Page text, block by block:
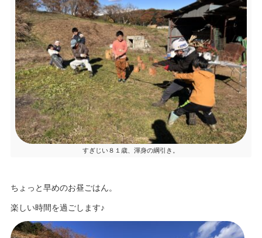
すぎじい８１歳、渾身の綱引き。
ちょっと早めのお昼ごはん。
楽しい時間を過ごします♪